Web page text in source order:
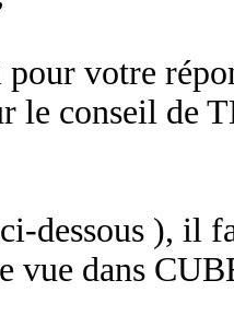
votre
le conseil de
dessous ), il
vue dans